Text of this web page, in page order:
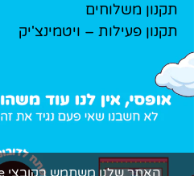
תקנון משלוחים
תקנון פעילות – ויטמינצ'יק